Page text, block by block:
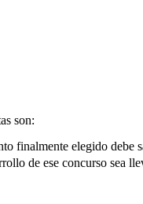
son:
finalmente elegido debe
de ese concurso sea